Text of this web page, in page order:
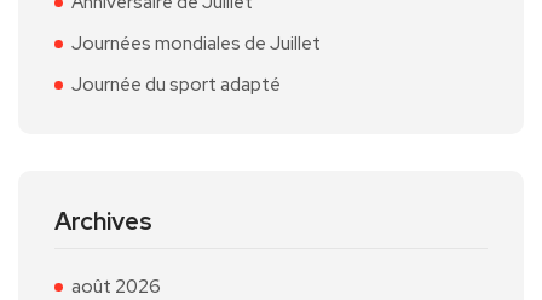
Journées mondiales de Juillet
Journée du sport adapté
Archives
août 2026